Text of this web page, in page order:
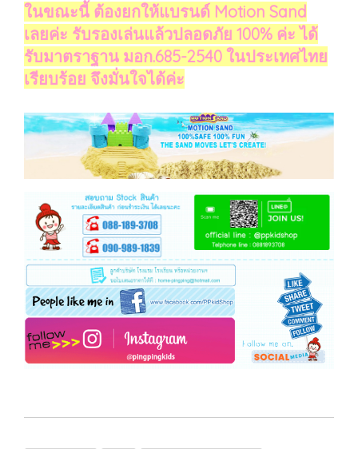
ในขณะนี้ ต้องยกให้แบรนด์ Motion Sand
เลยค่ะ รับรองเล่นแล้วปลอดภัย 100% ค่ะ ได้
รับมาตราฐาน มอก.685-2540 ในประเทศไทย
เรียบร้อย จึงมั่นใจได้ค่ะ